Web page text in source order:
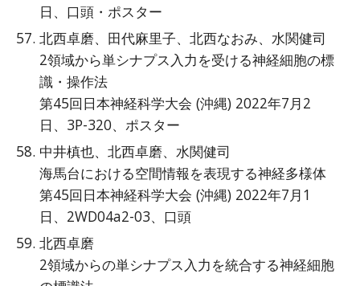
日、口頭・ポスター
北西卓磨、田代麻里子、北西なおみ、水関健司
2領域から単シナプス入力を受ける神経細胞の標
識・操作法
第45回日本神経科学大会 (沖縄) 2022年7月2
日、3P-320、ポスター
中井槙也、北西卓磨、水関健司
海馬台における空間情報を表現する神経多様体
第45回日本神経科学大会 (沖縄) 2022年7月1
日、2WD04a2-03、口頭
北西卓磨
2領域からの単シナプス入力を統合する神経細胞